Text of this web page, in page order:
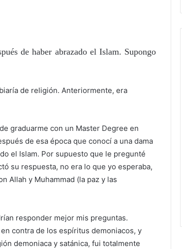
de haber abrazado el Islam. Supongo
de religión. Anteriormente, era
graduarme con un Master Degree en
de esa época que conocí a una dama
el Islam. Por supuesto que le pregunté
su respuesta, no era lo que yo esperaba,
Allah y Muhammad (la paz y las
responder mejor mis preguntas.
contra de los espíritus demoniacos, y
demoniaca y satánica, fui totalmente